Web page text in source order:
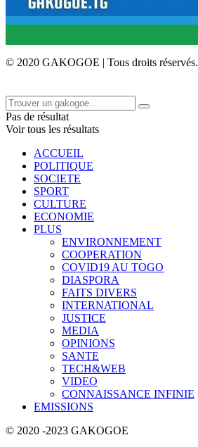
© 2020 GAKOGOE | Tous droits réservés.
Pas de résultat
Voir tous les résultats
ACCUEIL
POLITIQUE
SOCIETE
SPORT
CULTURE
ECONOMIE
PLUS
ENVIRONNEMENT
COOPERATION
COVID19 AU TOGO
DIASPORA
FAITS DIVERS
INTERNATIONAL
JUSTICE
MEDIA
OPINIONS
SANTE
TECH&WEB
VIDEO
CONNAISSANCE INFINIE
EMISSIONS
© 2020 -2023 GAKOGOE